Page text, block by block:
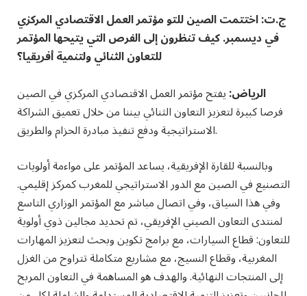
ج.ت: اختتمت الصين للتو مؤتمر العمل الاقتصادي المركزي
في ديسمبر. كيف تنظرون إلى الفرص التي يتيحها المؤتمر
للتعاون الثنائي ولتنمية أفريقيا؟
الرياض:يفتح مؤتمر العمل الاقتصادي المركزي في الصين
فرصا كبيرة لتعزيز التعاون الثنائي بيننا من خلال تعميق الشراكة
الاستراتيجية ودفع تنفيذ مبادرة الحزام والطريق.
وبالنسبة للقارة الإفريقية، يساعد المؤتمر على مواءمة أولويات
التصنيع في الصين مع الدور الاستراتيجي للمغرب كمركز إقليمي.
وفي هذا السياق، وفي اتصال مباشر مع المؤتمر الوزاري التاسع
لمنتدى التعاون الصيني الإفريقي، تم تحديد مجالين ذوي أولوية
للتعاون: قطاع السيارات، مع برامج تكوين وبحث لتعزيز المهارات
المغربية، وقطاع النسيج، مع مشاريع متكاملة تتراوح من الغزل
إلى المنتجات النهائية. والهدف هو المساهمة في التعاون المربح